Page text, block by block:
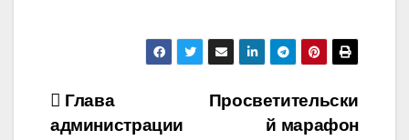
Навигация
Просветительски
й марафон
Глава
администрации